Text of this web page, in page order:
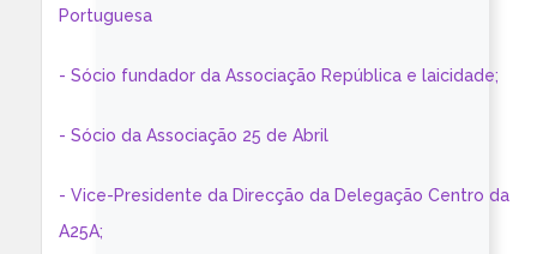
Portuguesa
- Sócio fundador da Associação República e laicidade;
- Sócio da Associação 25 de Abril
- Vice-Presidente da Direcção da Delegação Centro da
A25A;